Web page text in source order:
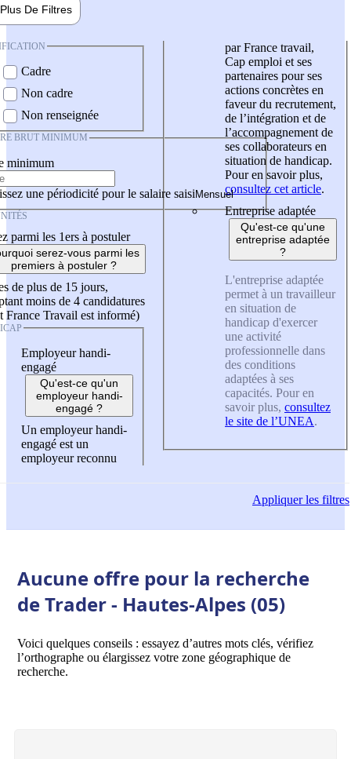
Plus De Filtres
Cadre
Non cadre
Non renseignée
BRUT MINIMUM
minimum
une périodicité pour le salaire saisi
parmi les 1ers à postuler
serez-vous parmi les
premiers à postuler ?
de plus de 15 jours,
moins de 4 candidatures
France Travail est informé)
Employeur handi-
engagé
Qu'est-ce qu'un
employeur handi-
engagé ?
Un employeur handi-
engagé est un
employeur reconnu
par France travail,
Cap emploi et ses
partenaires pour ses
actions concrètes en
faveur du recrutement,
de l’intégration et de
l’accompagnement de
ses collaborateurs en
situation de handicap.
Pour en savoir plus,
consultez cet article.
Entreprise adaptée
Qu'est-ce qu'une
entreprise adaptée
?
L'entreprise adaptée
permet à un travailleur
en situation de
handicap d'exercer
une activité
professionnelle dans
des conditions
adaptées à ses
capacités. Pour en
savoir plus, consultez
le site de l’UNEA.
Appliquerles filtres
Aucune offre pour la recherche
de Trader - Hautes-Alpes (05)
Voici quelques conseils : essayez d’autres mots clés, vérifiez
l’orthographe ou élargissez votre zone géographique de
recherche.